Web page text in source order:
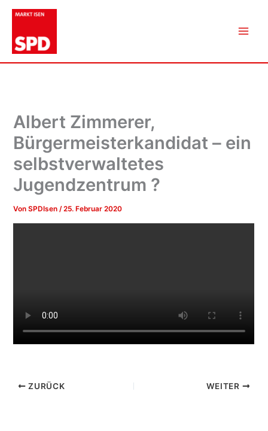
Zum
springen
Albert Zimmerer,
Bürgermeisterkandidat – ein
selbstverwaltetes
Jugendzentrum ?
VonSPDIsen/25. Februar 2020
ZURÜCK WEITER